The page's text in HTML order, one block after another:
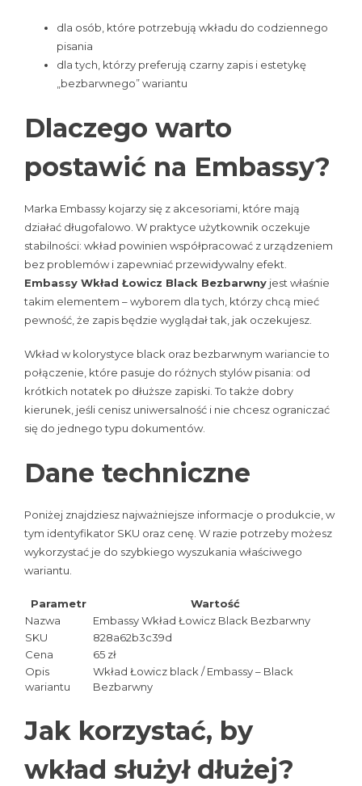
dla osób, które potrzebują wkładu do codziennego
pisania
dla tych, którzy preferują czarny zapis i estetykę
„bezbarwnego” wariantu
Dlaczego warto
postawić na Embassy?
Marka Embassy kojarzy się z akcesoriami, które mają
działać długofalowo. W praktyce użytkownik oczekuje
stabilności: wkład powinien współpracować z urządzeniem
bez problemów i zapewniać przewidywalny efekt.
Embassy Wkład Łowicz Black Bezbarwny jest właśnie
takim elementem – wyborem dla tych, którzy chcą mieć
pewność, że zapis będzie wyglądał tak, jak oczekujesz.
Wkład w kolorystyce black oraz bezbarwnym wariancie to
połączenie, które pasuje do różnych stylów pisania: od
krótkich notatek po dłuższe zapiski. To także dobry
kierunek, jeśli cenisz uniwersalność i nie chcesz ograniczać
się do jednego typu dokumentów.
Dane techniczne
Poniżej znajdziesz najważniejsze informacje o produkcie, w
tym identyfikator SKU oraz cenę. W razie potrzeby możesz
wykorzystać je do szybkiego wyszukania właściwego
wariantu.
Parametr
Wartość
Nazwa
Embassy Wkład Łowicz Black Bezbarwny
SKU
828a62b3c39d
Cena
65 zł
Opis
wariantu
Wkład Łowicz black / Embassy – Black
Bezbarwny
Jak korzystać, by
wkład służył dłużej?